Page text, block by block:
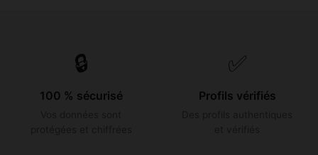
🔒
100 % sécurisé
✅
Profils vérifiés